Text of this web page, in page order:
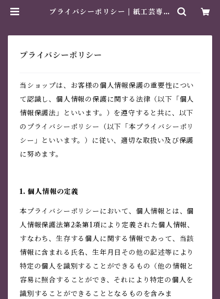
プライバシーポリシー | 紙工芸専門
プライバシーポリシー
当ショップは、お客様の個人情報保護の重要性につい
て認識し、個人情報の保護に関する法律（以下「個人
情報保護法」といいます。）を遵守すると共に、以下
のプライバシーポリシー（以下「本プライバシーポリ
シー」といいます。）に従い、適切な取扱い及び保護
に努めます。
1. 個人情報の定義
本プライバシーポリシーにおいて、個人情報とは、個
人情報保護法第2条第1項により定義された個人情報、
すなわち、生存する個人に関する情報であって、当該
情報に含まれる氏名、生年月日その他の記述等により
特定の個人を識別することができるもの（他の情報と
容易に照合することができ、それにより特定の個人を
識別することができることとなるものを含みま